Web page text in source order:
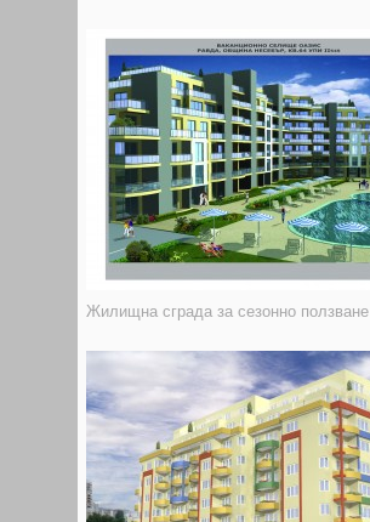
Жилищна сграда за сезонно ползване